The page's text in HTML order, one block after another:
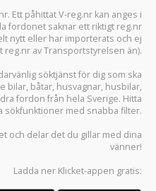
Ett påhittat V-reg.nr kan anges i
fordonet saknar ett riktigt reg.nr
nytt eller har importerats och ej
reg.nr av Transportstyrelsen än).
söktjänst för dig som ska
bilar, båtar, husvagnar, husbilar,
fordon från hela Sverige. Hitta
sökfunktioner med snabba filter.
och delar det du gillar med dina
vänner!
Ladda ner Klicket-appen gratis: